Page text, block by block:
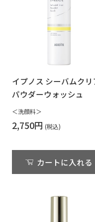
イプノス シーバムクリ
パウダーウォッシュ
＜洗顔料＞
2,750円
カートに入れる